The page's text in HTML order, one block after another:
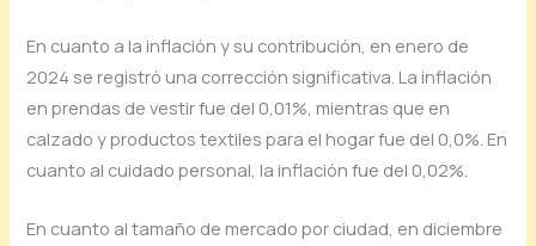
En cuanto a la inflación y su contribución, en enero de
2024 se registró una corrección significativa. La inflación
en prendas de vestir fue del 0,01%, mientras que en
calzado y productos textiles para el hogar fue del 0,0%. En
cuanto al cuidado personal, la inflación fue del 0,02%.
En cuanto al tamaño de mercado por ciudad, en diciembre